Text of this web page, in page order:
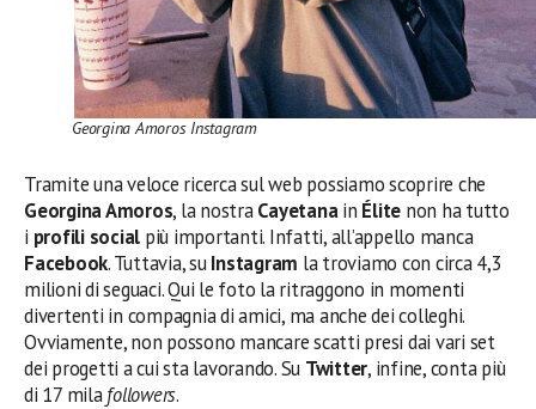
Georgina Amoros Instagram
Tramite una veloce ricerca sul web possiamo scoprire che
Georgina Amoros, la nostraCayetanain Élite non ha tutto
i profili social più importanti. Infatti, all’appello manca
Facebook. Tuttavia, suInstagram la troviamo con circa 4,3
milioni di seguaci. Qui le foto la ritraggono in momenti
divertenti in compagnia di amici, ma anche dei colleghi.
Ovviamente, non possono mancare scatti presi dai vari set
dei progetti a cui sta lavorando. Su Twitter, infine, conta più
di 17 milafollowers.